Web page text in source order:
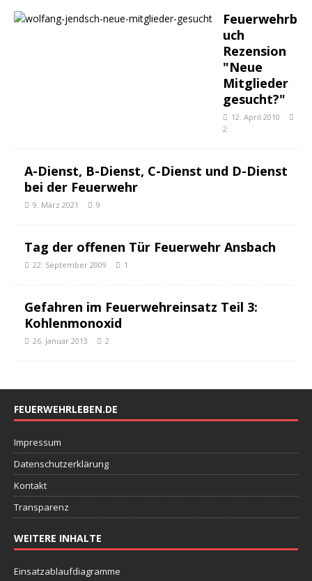
Feuerwehrb
uch
Rezension
"Neue
Mitglieder
gesucht?"
12. April 2010
2
A-Dienst, B-Dienst, C-Dienst und D-Dienst
bei der Feuerwehr
9. März 2021 9
Tag der offenen Tür Feuerwehr Ansbach
22. September 2009 1
Gefahren im Feuerwehreinsatz Teil 3:
Kohlenmonoxid
26. Januar 2013 2
FEUERWEHRLEBEN.DE
Impressum
Datenschutzerklärung
Kontakt
Transparenz
WEITERE INHALTE
Einsatzablaufdiagramme